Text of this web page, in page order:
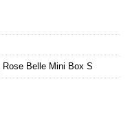
Rose Belle Mini Box S